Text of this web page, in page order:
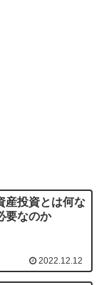
産投資とは何な
要なのか
2022.12.12